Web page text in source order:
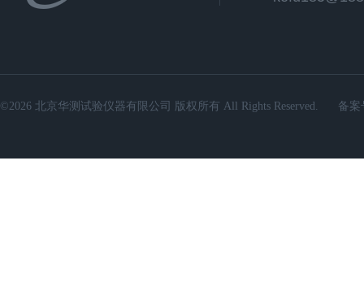
©2026 北京华测试验仪器有限公司 版权所有 All Rights Reserved. 备案